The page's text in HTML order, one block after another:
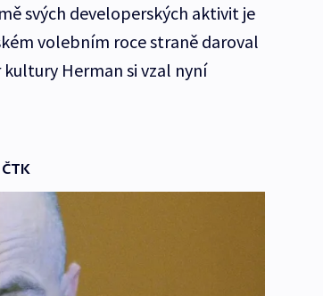
svých developerských aktivit je
volebním roce straně daroval
Herman si vzal nyní